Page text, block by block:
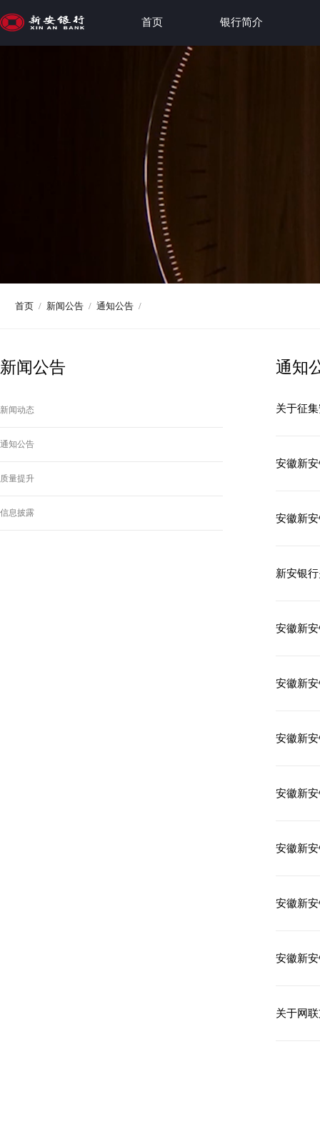
首页 银行简介
首页 / 新闻公告 / 通知公告 /
新闻公告
新闻动态
通知公告
质量提升
信息披露
通知
关于征
安徽新
安徽新
新安银
安徽新
安徽新
安徽新
安徽新
安徽新
安徽新
安徽新
关于网